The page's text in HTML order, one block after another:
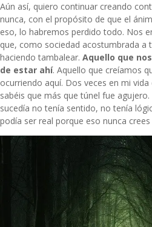
Aún así, quiero continuar creando
nunca, con el propósito de que el
eso, lo habremos perdido todo. Nos
que, como sociedad acostumbrada a
haciendo tambalear. Aquello que
de estar ahí. Aquello que creíamos
ocurriendo aquí. Dos veces en mi
sabéis que más que túnel fue
sucedía no tenía sentido, no tenía
podía ser real porque eso nunca